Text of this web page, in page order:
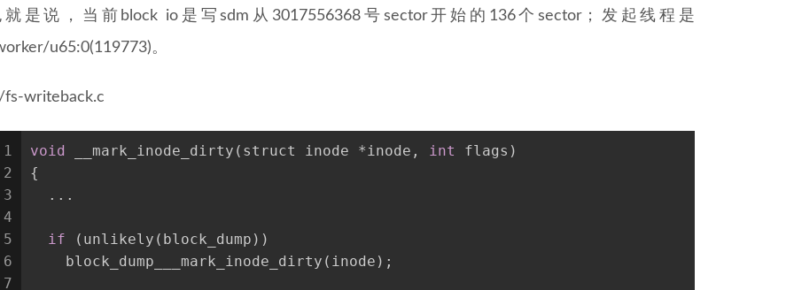
就是说，当前block io是写sdm从3017556368号sector开始的136个sector；发起线程是
u65:0(119773)。
fs-writeback.c
1
2
3
4
5
6
7
void __mark_inode_dirty(struct inode *inode, int
flags)
{
  ...
if (unlikely(block_dump))
    block_dump___mark_inode_dirty(inode);